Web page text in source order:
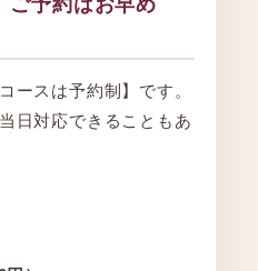
ご予約はお早め
ースは予約制】です。
日対応できることもあ